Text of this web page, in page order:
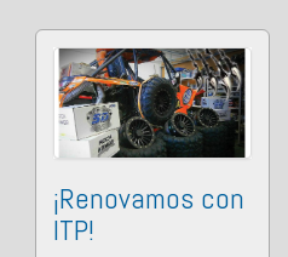
¡Renovamos con
ITP!